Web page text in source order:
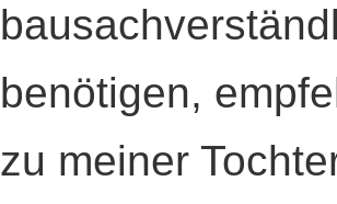
benötigen,
zu meiner